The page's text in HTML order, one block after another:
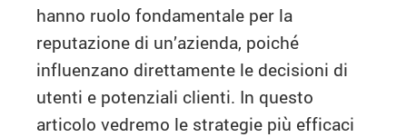
hanno ruolo fondamentale per la
reputazione di un’azienda, poiché
influenzano direttamente le decisioni di
utenti e potenziali clienti. In questo
articolo vedremo le strategie più efficaci